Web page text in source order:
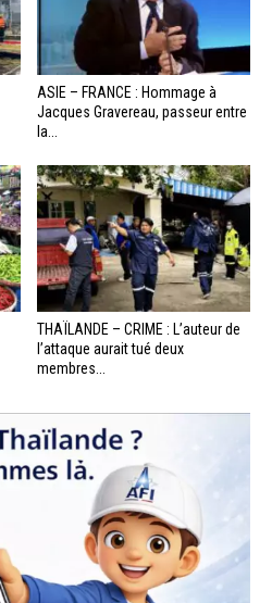
ASIE – FRANCE : Hommage à
Jacques Gravereau, passeur entre
la...
THAÏLANDE – CRIME : L’auteur de
l’attaque aurait tué deux
membres...